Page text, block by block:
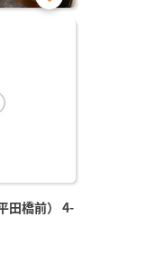
田橋前） 4-
お気